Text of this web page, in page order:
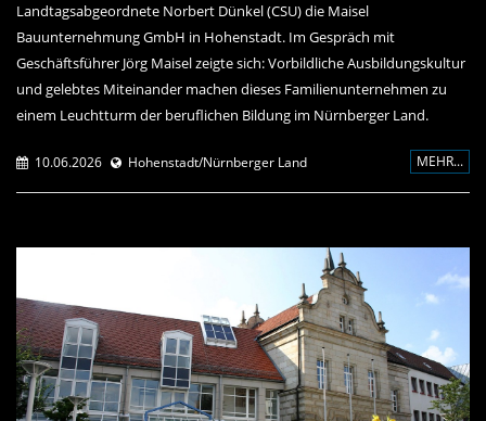
Landtagsabgeordnete Norbert Dünkel (CSU) die Maisel
Bauunternehmung GmbH in Hohenstadt. Im Gespräch mit
Geschäftsführer Jörg Maisel zeigte sich: Vorbildliche Ausbildungskultur
und gelebtes Miteinander machen dieses Familienunternehmen zu
einem Leuchtturm der beruflichen Bildung im Nürnberger Land.
10.06.2026 Hohenstadt/Nürnberger Land MEHR...